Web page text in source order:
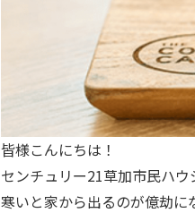
皆様こんにちは！
センチュリー21草加市民ハウ
寒いと家から出るのが億劫に